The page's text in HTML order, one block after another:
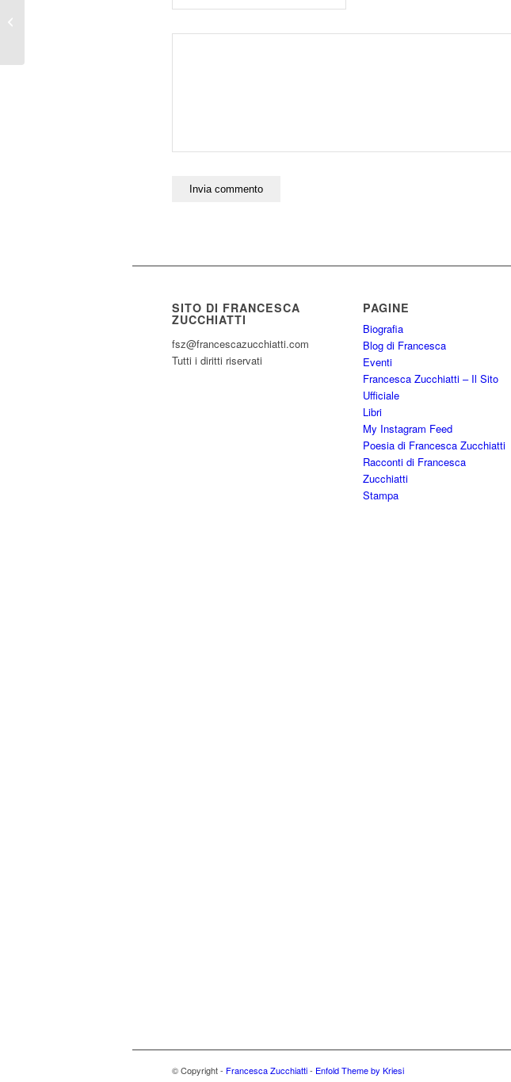
SITO DI FRANCESCA
ZUCCHIATTI
fsz@francescazucchiatti.com
Tutti i diritti riservati
PAGINE
Biografia
Blog di Francesca
Eventi
Francesca Zucchiatti – Il Sito
Ufficiale
Libri
My Instagram Feed
Poesia di Francesca Zucchiatti
Racconti di Francesca
Zucchiatti
Stampa
© Copyright - Francesca Zucchiatti- Enfold Theme by Kriesi